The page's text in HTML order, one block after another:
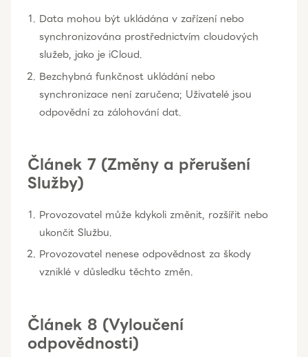
Data mohou být ukládána v zařízení nebo
synchronizována prostřednictvím cloudových
služeb, jako je iCloud.
Bezchybná funkčnost ukládání nebo
synchronizace není zaručena; Uživatelé jsou
odpovědní za zálohování dat.
Článek 7 (Změny a přerušení
Služby)
Provozovatel může kdykoli změnit, rozšířit nebo
ukončit Službu.
Provozovatel nenese odpovědnost za škody
vzniklé v důsledku těchto změn.
Článek 8 (Vyloučení
odpovědnosti)